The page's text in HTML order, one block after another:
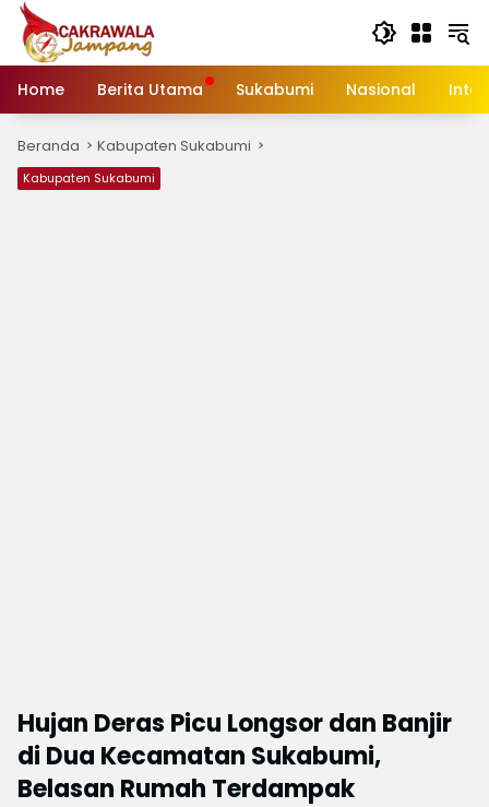
Langsung
konten
Home
Berita Utama Sukabumi Nasional
Beranda Kabupaten Sukabumi
Kabupaten Sukabumi
Hujan Deras Picu Longsor dan Banjir
di Dua Kecamatan Sukabumi,
Belasan Rumah Terdampak